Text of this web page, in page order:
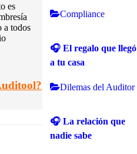
es
a todos
el cierre contable remotamente
prácticas para gestionar los
Compliance
🎧 El regalo que llegó
a tu casa
Dilemas del Auditor
🎧 La relación que
nadie sabe